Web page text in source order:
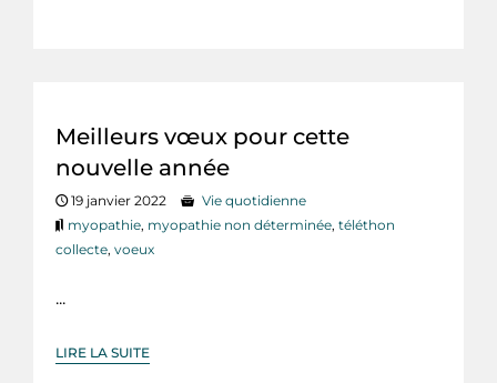
Meilleurs vœux pour cette
nouvelle année
19 janvier 2022
Vie quotidienne
myopathie, myopathie non déterminée, téléthon
collecte, voeux
...
LIRE LA SUITE